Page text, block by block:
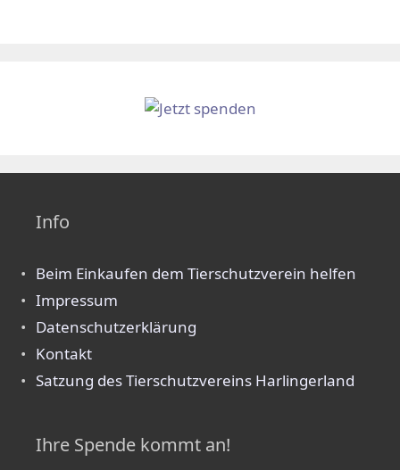
Info
Beim Einkaufen dem Tierschutzverein helfen
Impressum
Datenschutzerklärung
Kontakt
Satzung des Tierschutzvereins Harlingerland
Ihre Spende kommt an!